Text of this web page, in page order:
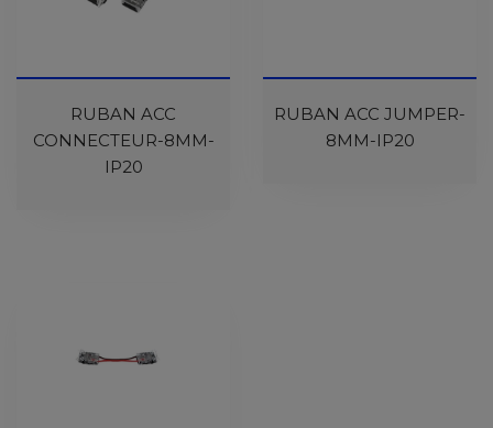
RUBAN ACC
CONNECTEUR-8MM-
IP20
RUBAN ACC JUMPER-
8MM-IP20